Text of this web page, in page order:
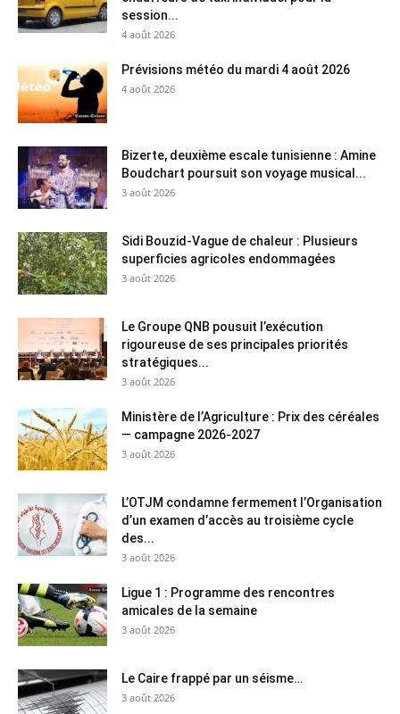
session...
4 août 2026
Prévisions météo du mardi 4 août 2026
4 août 2026
Bizerte, deuxième escale tunisienne : Amine
Boudchart poursuit son voyage musical...
3 août 2026
Sidi Bouzid-Vague de chaleur : Plusieurs
superficies agricoles endommagées
3 août 2026
Le Groupe QNB pousuit l’exécution
rigoureuse de ses principales priorités
stratégiques...
3 août 2026
Ministère de l’Agriculture : Prix des céréales
— campagne 2026-2027
3 août 2026
L’OTJM condamne fermement l’Organisation
d’un examen d’accès au troisième cycle
des...
3 août 2026
Ligue 1 : Programme des rencontres
amicales de la semaine
3 août 2026
Le Caire frappé par un séisme…
3 août 2026